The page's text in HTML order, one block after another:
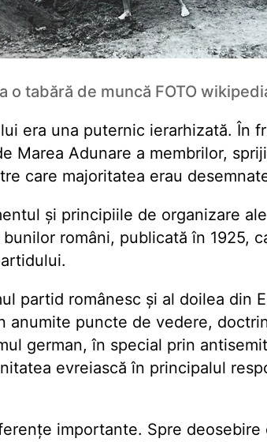
o tabără de muncă FOTO
era una puternic ierarhizată. În
Marea Adunare a membrilor,
care majoritatea erau
și principiile de organizare
români, publicată în 1925,
partid românesc și al doilea din
anumite puncte de vedere,
german, în special prin
evreiască în principalul
importante. Spre